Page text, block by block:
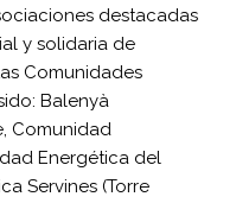
destacadas
y solidaria de
Comunidades
Balenyà
Comunidad
Energética del
Servines (Torre